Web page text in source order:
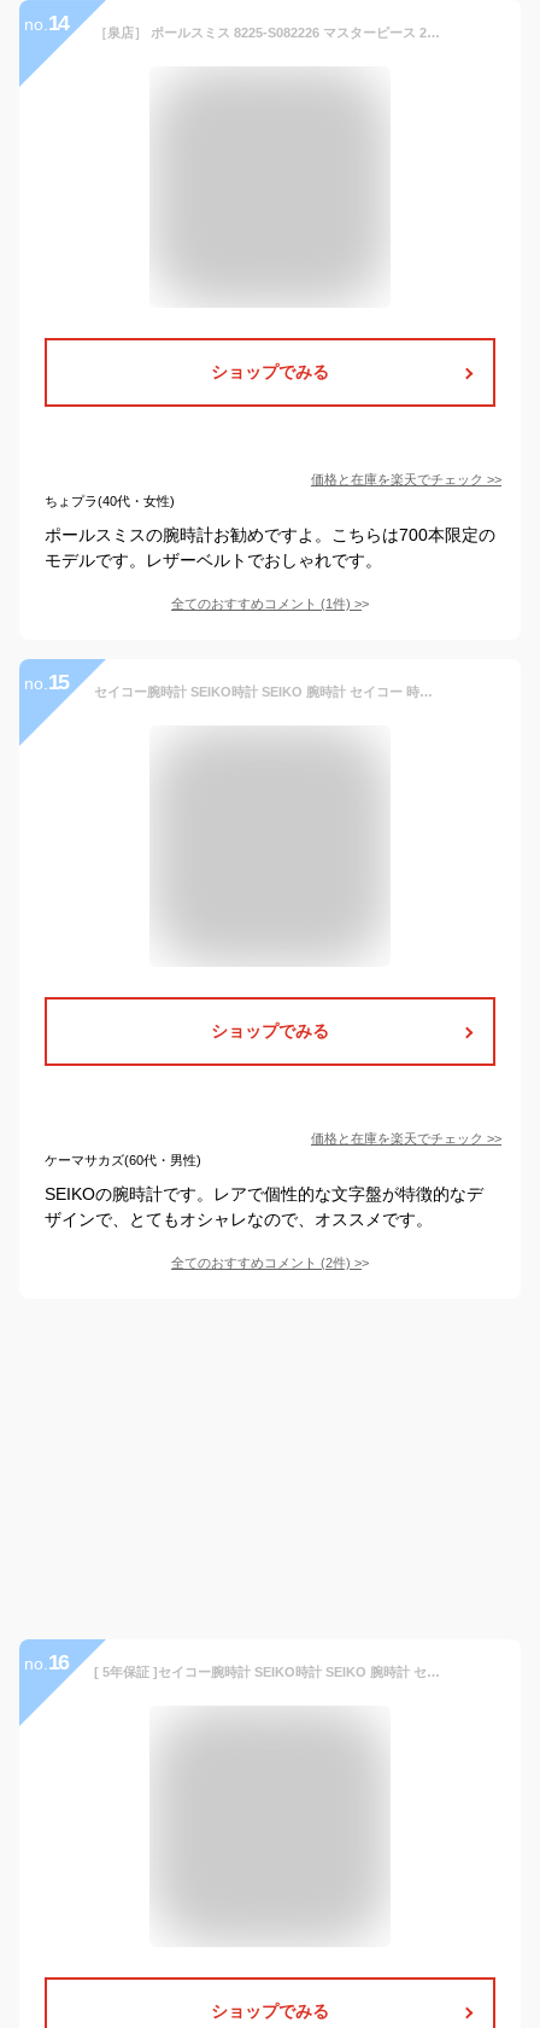
no. 14 ［泉店］ ポールスミス 8225-S082226 マスターピース 2012 700本限定モデル リミテッドエディション 自動巻き オートマチック 腕時計 青文字盤 スモールセコンド スケルトン 裏スケ SS ステンレススチール レザーベルト 【中古】
ショップでみる
価格と在庫を楽天でチェック >>
ちょプラ(40代・女性)
ポールスミスの腕時計お勧めですよ。こちらは700本限定の
モデルです。レザーベルトでおしゃれです。
全てのおすすめコメント (1件) >
no. 15 セイコー腕時計 SEIKO時計 SEIKO 腕時計 セイコー 時計 ワイアード WIRED メンズ 男性 シルバー AGAT730 [ 人気 ブランド おすすめ 防水 正規品 革 レザー 限定 レア コジマプロダクション コラボ おしゃれ かっこいい ] 新生活 プレゼント ギフト クリスマス 2022
ショップでみる
価格と在庫を楽天でチェック >>
ケーマサカズ(60代・男性)
SEIKOの腕時計です。レアで個性的な文字盤が特徴的なデ
ザインで、とてもオシャレなので、オススメです。
全てのおすすめコメント (2件) >
no. 16 [ 5年保証 ]セイコー腕時計 SEIKO時計 SEIKO 腕時計 セイコー 時計 プロスペックス ダイバースキューバ PROSPEX メンズ グレー SBDC097 [ 人気 ブランド 防水 スモウ SUMO 相撲 スモー ダイバー ダイバーズ 潜水 海 仕事 シンプル おしゃれ ] プレゼント ギフト クリスマス
ショップでみる